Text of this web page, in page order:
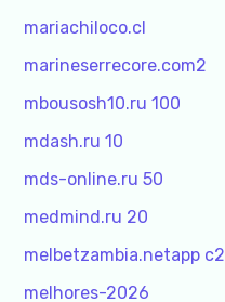
mariachiloco.cl
marineserrecore.com2
mbousosh10.ru 100
mdash.ru 10
mds-online.ru 50
medmind.ru 20
melbetzambia.netapp c2
melhores-2026